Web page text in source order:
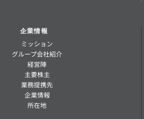
企業情報
ミッション
グループ会社紹介
経営陣
主要株主
業務提携先
企業情報
所在地